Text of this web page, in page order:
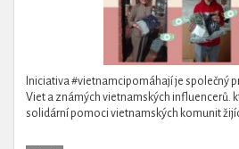
Iniciativa #vietnamcipomáhají je společný
Viet a známých vietnamských influencerů.
solidární pomoci vietnamských komunit